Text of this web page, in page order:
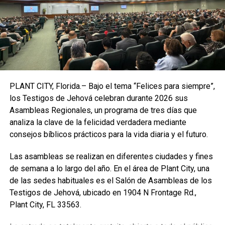
Partido Comunista, incluida la familia del presidente Xi
Jinping.
Para 2016, su patrimonio neto había aumentado a un
estimado de US$6.000 millones, según Hurun Report, una
clasificación de las personas más ricas de China.
¿Qué pasó con Xiao Jianhua?
En 2017, Xiao fue sacado del Hotel Four Seasons en Hong
Kong, donde se suponía que vivía en ese momento.
Su familia denunció su desaparición ante las autoridades
de Hong Kong, pero se retractó un día después al señalar
que «había recuperado el contacto» con Xiao.
Por su parte, la policía de Hong Kong informó que las
imágenes de vigilancia indicaban que Xiao no había
abandonado el hotel bajo coacción, aunque se negaron a
PLANT CITY, Florida.– Bajo el tema “Felices para siempre”,
los Testigos de Jehová celebran durante 2026 sus
Asambleas Regionales, un programa de tres días que
analiza la clave de la felicidad verdadera mediante
consejos bíblicos prácticos para la vida diaria y el futuro.
Las asambleas se realizan en diferentes ciudades y fines
de semana a lo largo del año. En el área de Plant City, una
de las sedes habituales es el Salón de Asambleas de los
Testigos de Jehová, ubicado en 1904 N Frontage Rd.,
Plant City, FL 33563.